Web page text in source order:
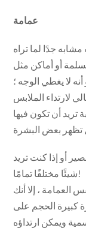
عمامة
مشابه جدًا لما تراه
أو أماكن مثل
لا يغطي الوجه ؛
لارتداء الملابس
تريد أن تكون فيها
أو إذا كنت تريد
شيئًا مختلفًا تمامًا!
العمامة ، إلا أنك
كبيرة الحجم على
ويمكن ارتداؤه